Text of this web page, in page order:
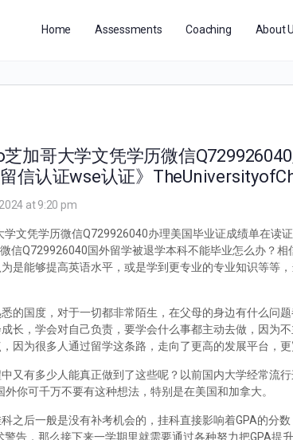
Home Assessments Coaching About
芝加哥大学文凭学历微信
信认证wse认证》
at 9:20 pm
学文凭学历微信Q729926040办理美国毕业证成绩单在读
信Q729926040国外留学被退学本科不能毕业怎么办？
是能够提高英语水平，或是学到更专业的专业知识等等
的国度，对于一切都非常陌生，在父母的身边有什么问
长，学会对自己负责，要学会什么事都主动去做，因为
因为很多人通过留学这条路，走向了更高的发展平台，更
又有多少人能真正做到了这些呢？以前国内大学经常流
外你可千万不要有这种想法，特别是在美国和加拿大。
之后一般是没有补考机会的，挂科直接影响着GPA的分
警告，那么接下来一学期里就需要通过各种努力把GPA提